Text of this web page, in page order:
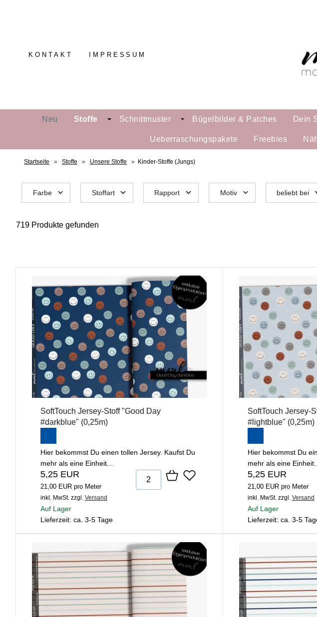
KONTAKT IMPRESSUM
Neu Stoffe Schnittmuster Bügelbilder & Patches Dein
Ueberraschungspakete Freebies
Startseite » Stoffe » Unsere Stoffe » Kinder-Stoffe (Jungs)
Farbe Stoffart Rapport Motiv beliebt bei
719 Produkte gefunden
SoftTouch Jersey-Stoff "Good Day
#darkblue" (0,25m)
Hier bekommst Du einen tollen Jersey. Kaufst Du
mehr als eine Einheit...
5,25 EUR
21,00 EUR pro Meter
inkl. MwSt. zzgl. Versand
Auf Lager
Lieferzeit: ca. 3-5 Tage
SoftTouch Jersey-
#lightblue" (0,25m)
Hier bekommst Du
mehr als eine Einheit...
5,25 EUR
21,00 EUR pro Meter
inkl. MwSt. zzgl. Versand
Auf Lager
Lieferzeit: ca. 3-5